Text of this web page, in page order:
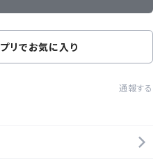
リでお気に入り
通報する